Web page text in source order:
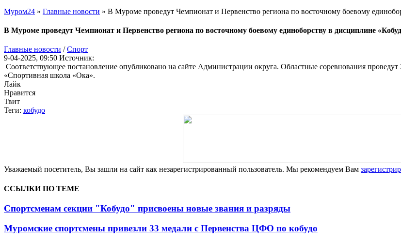
Муром24 » Главные новости » В Муроме проведут Чемпионат и Первенство региона по восточному боевому
В Муроме проведут Чемпионат и Первенство региона по восточному боевому единоборству в дисциплине
Главные новости /Cпорт
9-04-2025, 09:50 Источник:
Соответствующее постановление опубликовано на сайте Администрации округа. Областные соревнования
«Спортивная школа «Ока».
Лайк
Нравится
Твит
Теги: кобудо
Уважаемый посетитель, Вы зашли на сайт как незарегистрированный пользователь. Мы рекомендуем Вам
ССЫЛКИ ПО ТЕМЕ
Спортсменам секции "Кобудо" присвоены новые звания и разряды
Муромские спортсмены привезли 33 медали с Первенства ЦФО по кобудо